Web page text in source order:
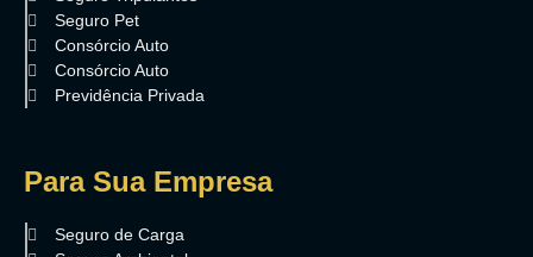
Seguro Pet
Consórcio Auto
Consórcio Auto
Previdência Privada
Para Sua Empresa
Seguro de Carga